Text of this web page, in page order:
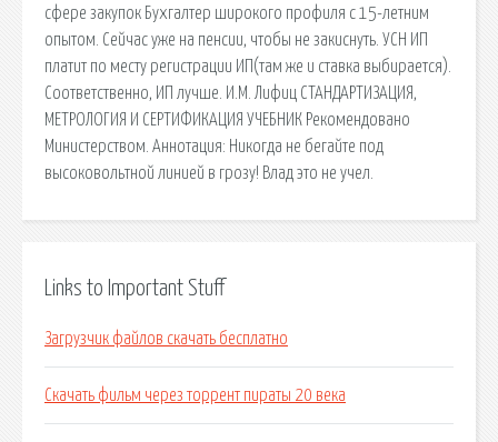
сфере закупок Бухгалтер широкого профиля с 15-летним
опытом. Сейчас уже на пенсии, чтобы не закиснуть. УСН ИП
платит по месту регистрации ИП(там же и ставка выбирается).
Соответственно, ИП лучше. И.М. Лифиц СТАНДАРТИЗАЦИЯ,
МЕТРОЛОГИЯ И СЕРТИФИКАЦИЯ УЧЕБНИК Рекомендовано
Министерством. Аннотация: Никогда не бегайте под
высоковольтной линией в грозу! Влад это не учел.
Links to Important Stuff
Загрузчик файлов скачать бесплатно
Скачать фильм через торрент пираты 20 века